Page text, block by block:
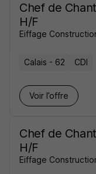
Chef de
H/F
Eiffage
Calais - 62 CDI
Voir l’offre
Chef de
H/F
Eiffage